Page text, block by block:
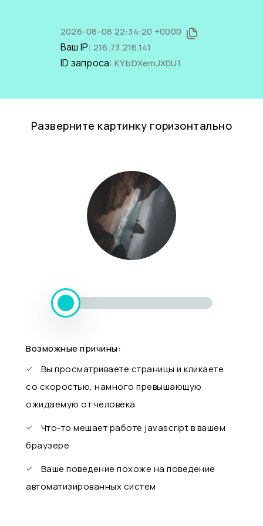
2026-08-08 22:34:20 +0000
Ваш IP: 216.73.216.141
ID запроса: KYbDXemJX0U1
Разверните картинку горизонтально
Возможные причины:
Вы просматриваете страницы и кликаете
со скоростью, намного превышающую
ожидаемую от человека
Что-то мешает работе javascript в вашем
браузере
Ваше поведение похоже на поведение
автоматизированных систем